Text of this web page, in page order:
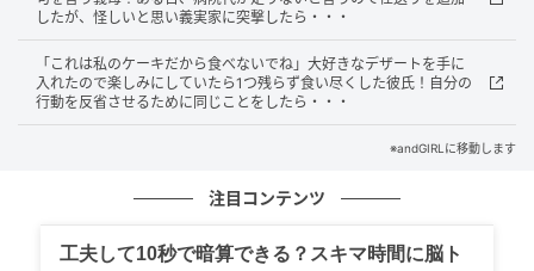
したが、怪しいと思い義実家に突撃したら・・・
「これは私のケーキだから食べないでね」大好きなデザートを手に
入れたので楽しみにしていたら1つ残らず食い尽くした彼氏！自分の
行動を反省させるために同じことをしたら・・・
※andGIRLに移動します
注目コンテンツ
工夫して10秒で暗算できる？スキマ時間に脳ト